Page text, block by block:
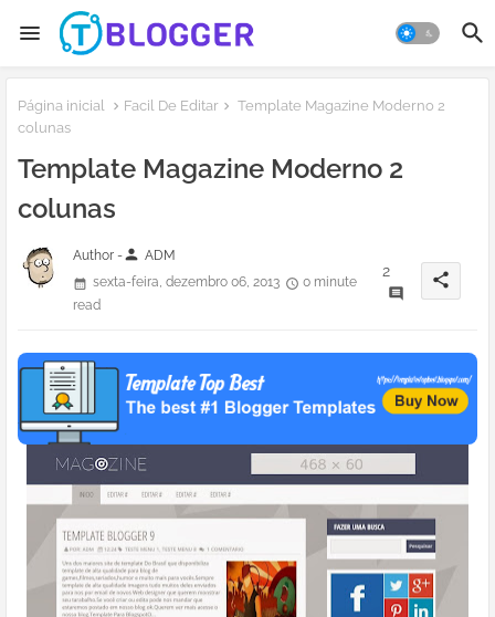
Página inicial Facil De Editar
Template Magazine Moderno 2
colunas
Template Magazine Moderno 2
colunas
Author -person ADM
sexta-feira, dezembro 06, 2013
0 minute
read
2 share